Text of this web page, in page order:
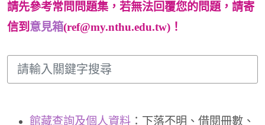
請先參考常問問題集，若無法回覆您的問題，請寄
信到 意見箱(ref@my.nthu.edu.tw)！
館藏查詢及個人資料 ：下落不明、借閱冊數、